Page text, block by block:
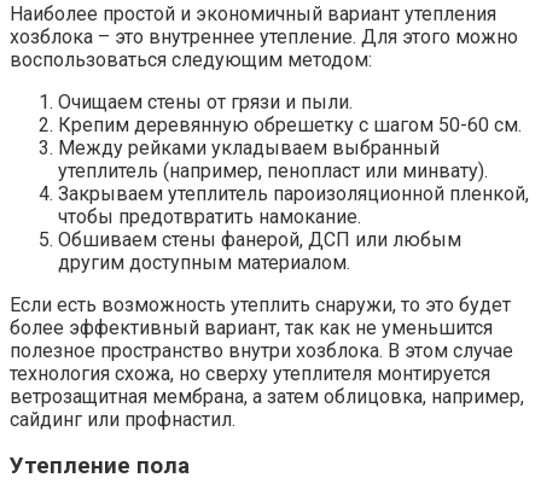
Наиболее простой и экономичный вариант утепления
хозблока – это внутреннее утепление. Для этого можно
воспользоваться следующим методом:
Очищаем стены от грязи и пыли.
Крепим деревянную обрешетку с шагом 50-60 см.
Между рейками укладываем выбранный
утеплитель (например, пенопласт или минвату).
Закрываем утеплитель пароизоляционной пленкой,
чтобы предотвратить намокание.
Обшиваем стены фанерой, ДСП или любым
другим доступным материалом.
Если есть возможность утеплить снаружи, то это будет
более эффективный вариант, так как не уменьшится
полезное пространство внутри хозблока. В этом случае
технология схожа, но сверху утеплителя монтируется
ветрозащитная мембрана, а затем облицовка, например,
сайдинг или профнастил.
Утепление пола